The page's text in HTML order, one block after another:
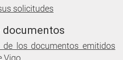
solicitudes
de los documentos emitidos